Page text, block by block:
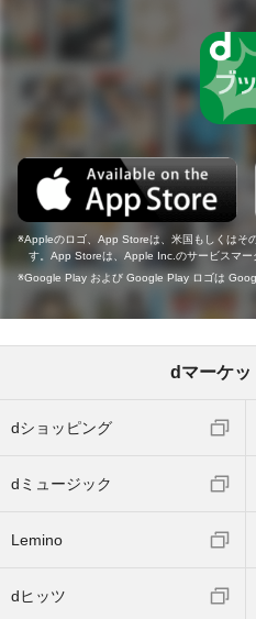
Appleのロゴ、App Storeは、米国もしくはそ
す。App Storeは、Apple Inc.のサービスマー
Google Play および Google Play ロゴは
dマーケッ
dショッピング
dミュージック
Lemino
dヒッツ